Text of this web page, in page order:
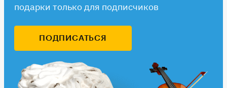
подарки только для подписчиков
ПОДПИСАТЬСЯ